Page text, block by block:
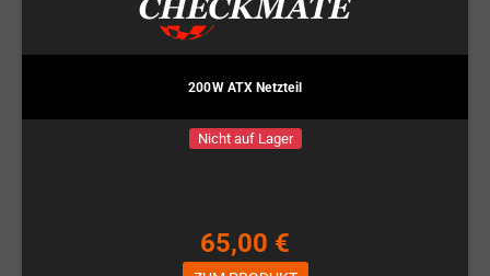
200W ATX Netzteil
Nicht auf Lager
65,00 €